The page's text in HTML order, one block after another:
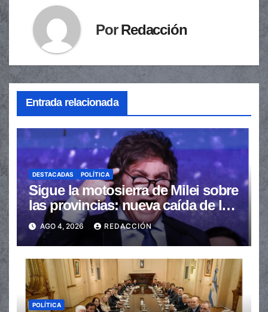
PorRedacción
Entrada relacionada
DESTACADAS POLÍTICA
Sigue la motosierra de Milei sobre
las provincias: nueva caída de las
transferencias no automáticas
AGO 4, 2026 REDACCIÓN
POLÍTICA